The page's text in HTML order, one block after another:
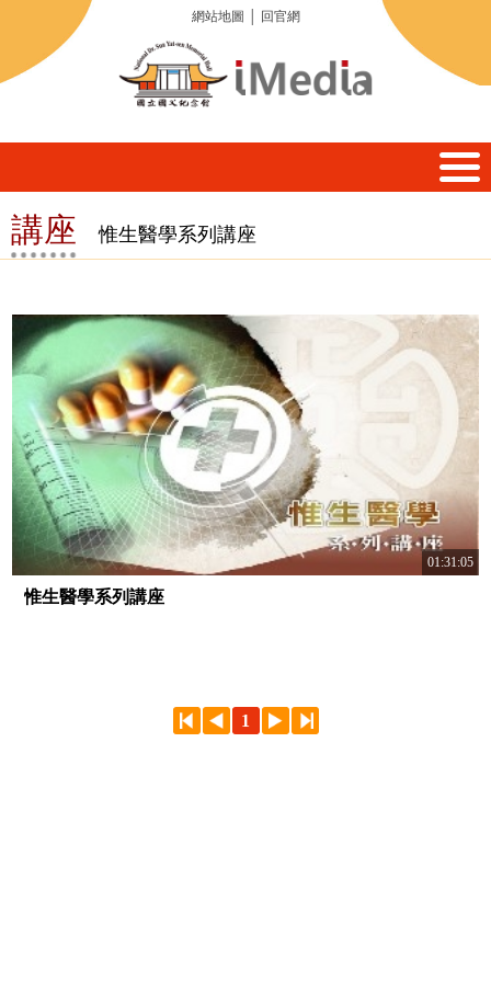
網站地圖 回官網
講座 惟生醫學系列講座
01:31:05
惟生醫學系列講座
1